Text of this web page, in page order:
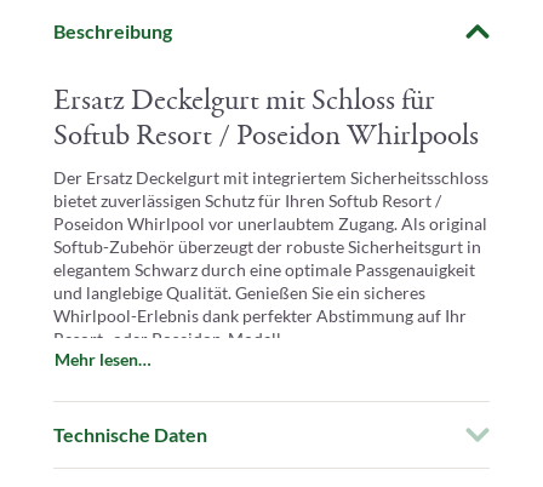
Beschreibung
Ersatz Deckelgurt mit Schloss für
Softub Resort / Poseidon Whirlpools
Der Ersatz Deckelgurt mit integriertem Sicherheitsschloss
bietet zuverlässigen Schutz für Ihren Softub Resort /
Poseidon Whirlpool vor unerlaubtem Zugang. Als original
Softub-Zubehör überzeugt der robuste Sicherheitsgurt in
elegantem Schwarz durch eine optimale Passgenauigkeit
und langlebige Qualität. Genießen Sie ein sicheres
Whirlpool-Erlebnis dank perfekter Abstimmung auf Ihr
Resort- oder Poseidon-Modell.
Produkttyp:Sicherheitsgurt mit abschließbarem
Kompatibilität:Ideal für Softub Resort und Poseidon
Farbe:Schwarz
Mehr lesen…
Technische Daten